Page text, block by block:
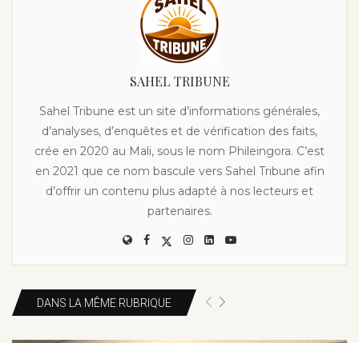
SAHEL TRIBUNE
Sahel Tribune est un site d’informations générales,
d’analyses, d’enquêtes et de vérification des faits,
crée en 2020 au Mali, sous le nom Phileingora. C’est
en 2021 que ce nom bascule vers Sahel Tribune afin
d’offrir un contenu plus adapté à nos lecteurs et
partenaires.
DANS LA MÊME RUBRIQUE